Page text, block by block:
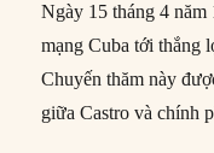
Ngày 15 tháng 4 năm
mạng Cuba tới thắng
Chuyến thăm này
giữa Castro và chính